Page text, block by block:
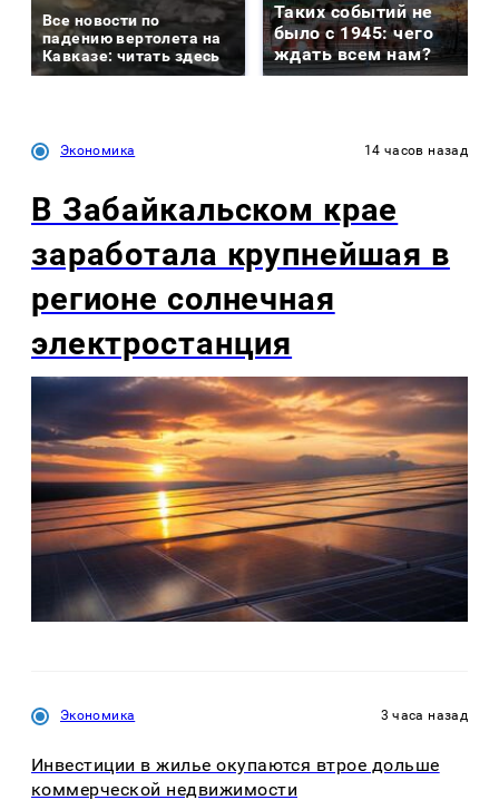
Все новости по
падению вертолета на
Кавказе: читать здесь
Таких событий не
было с 1945: чего
ждать всем нам?
Экономика 14 часов назад
В Забайкальском крае
заработала крупнейшая в
регионе солнечная
электростанция
Экономика 3 часа назад
Инвестиции в жилье окупаются втрое дольше
коммерческой недвижимости